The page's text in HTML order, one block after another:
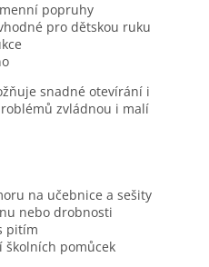
popruhy
pro dětskou ruku
snadné otevírání i
zvládnou i malí
na učebnice a sešity
nebo drobnosti
pitím
pomůcek